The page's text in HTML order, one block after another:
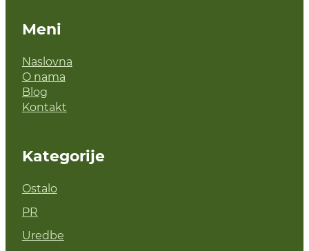
Meni
Naslovna
O nama
Blog
Kontakt
Kategorije
Ostalo
PR
Uredbe